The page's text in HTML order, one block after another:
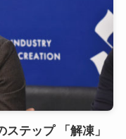
テップ 「解凍」